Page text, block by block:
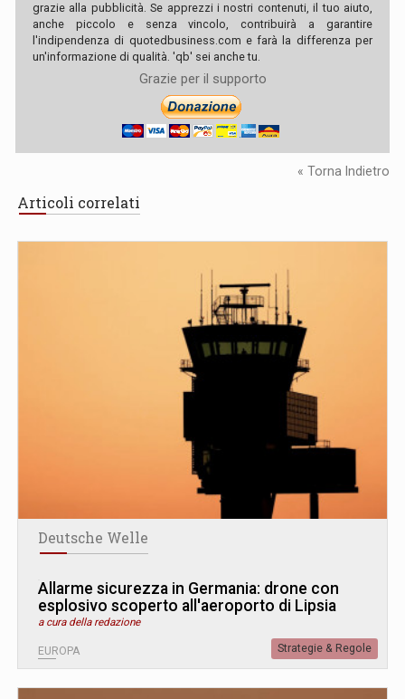
grazie alla pubblicità. Se apprezzi i nostri contenuti, il tuo aiuto,
anche piccolo e senza vincolo, contribuirà a garantire
l'indipendenza di quotedbusiness.com e farà la differenza per
un'informazione di qualità. 'qb' sei anche tu.
Grazie per il supporto
« Torna Indietro
Articoli correlati
Deutsche Welle
Allarme sicurezza in Germania: drone con
esplosivo scoperto all'aeroporto di Lipsia
a cura della redazione
EUROPA Strategie & Regole